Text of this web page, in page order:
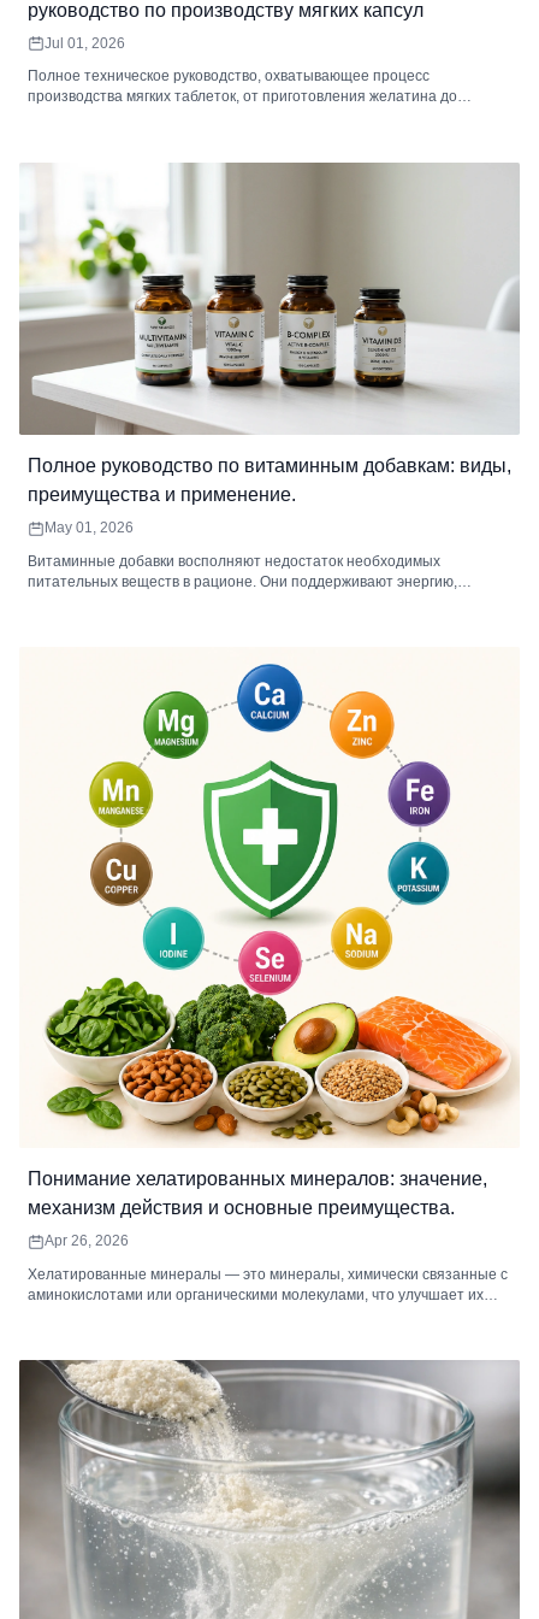
руководство по производству мягких капсул
Jul 01, 2026
Полное техническое руководство, охватывающее процесс
производства мягких таблеток, от приготовления желатина до
Полное руководство по витаминным добавкам: виды,
преимущества и применение.
May 01, 2026
Витаминные добавки восполняют недостаток необходимых
питательных веществ в рационе. Они поддерживают энергию,
Понимание хелатированных минералов: значение,
механизм действия и основные преимущества.
Apr 26, 2026
Хелатированные минералы — это минералы, химически связанные с
аминокислотами или органическими молекулами, что улучшает их
железо, цинк, кальций, медь и марганец, каждый из которых
поддерживает ключевые функции организма, такие как
энергетический обмен, иммунная функция, здоровье костей и
ферментативные реакции. Высококачественные хелатированные
добавки идеально подходят для людей с чувствительной
пищеварительной системой, повышенной потребностью в минералах
или дефицитом минералов в рационе. В сочетании со
сбалансированным питанием и здоровым образом жизни
хелатированные минералы могут улучшить усвоение минералов и
общее самочувствие.